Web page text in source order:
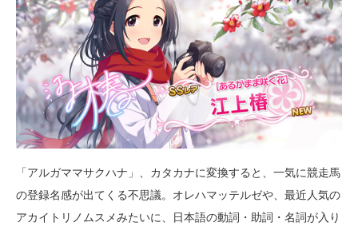
「アルガママサクハナ」、カタカナに変換すると、一気に競走馬
の登録名感が出てくる不思議。オレハマッテルゼや、最近人気の
アカイトリノムスメみたいに、日本語の動詞・助詞・名詞が入り